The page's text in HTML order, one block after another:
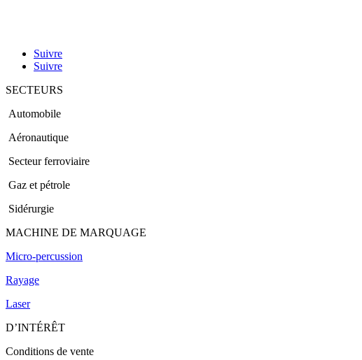
Suivre
Suivre
SECTEURS
Automobile
Aéronautique
Secteur ferroviaire
Gaz et pétrole
Sidérurgie
MACHINE DE MARQUAGE
Micro-percussion
Rayage
Laser
D’INTÉRÊT
Conditions de vente